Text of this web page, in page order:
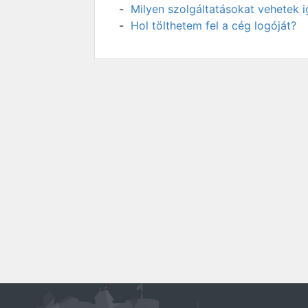
Milyen szolgáltatásokat vehetek
Hol tölthetem fel a cég logóját?